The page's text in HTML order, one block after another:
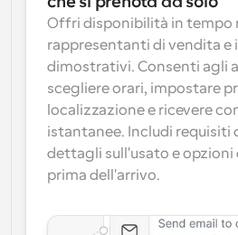
Offri disponibilità in tempo
rappresentanti di vendita e
dimostrativi. Consenti agli
scegliere orari, impostare
localizzazione e ricevere
istantanee. Includi requisiti
dettagli sull'usato e opzioni
prima dell'arrivo.